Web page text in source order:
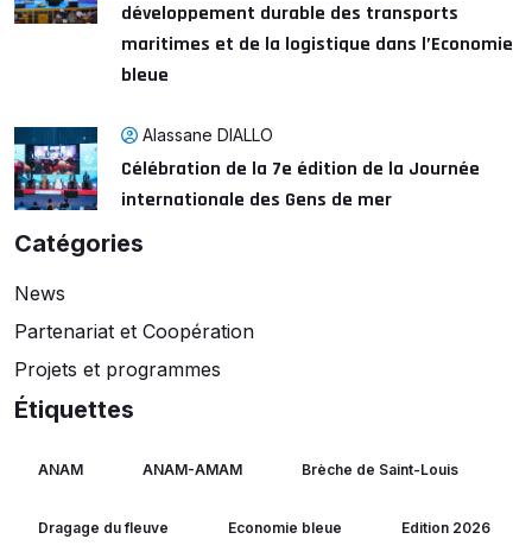
développement durable des transports
maritimes et de la logistique dans l’Economie
bleue
Alassane DIALLO
Célébration de la 7e édition de la Journée
internationale des Gens de mer
Catégories
News
Partenariat et Coopération
Projets et programmes
Étiquettes
ANAM ANAM-AMAM Brèche de Saint-Louis
Dragage du fleuve Economie bleue Edition 2026